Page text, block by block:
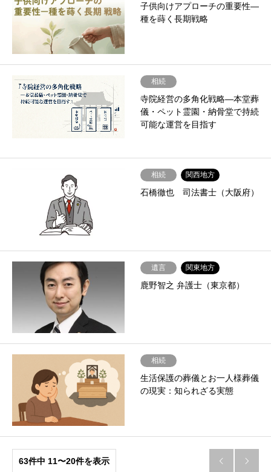
子供向けアプローチの重要性―
種を蒔く長期戦略
相続
寺院経営の多角化戦略―本堂葬
儀・ペット霊園・納骨堂で持続
可能な運営を目指す
相続 関西地方
石橋徹也 司法書士（大阪府）
遺言 関東地方
鹿野智之 弁護士（東京都）
相続
生活保護の葬儀とお一人様葬儀
の現実：知られざる実態
63件中 11〜20件を表示  